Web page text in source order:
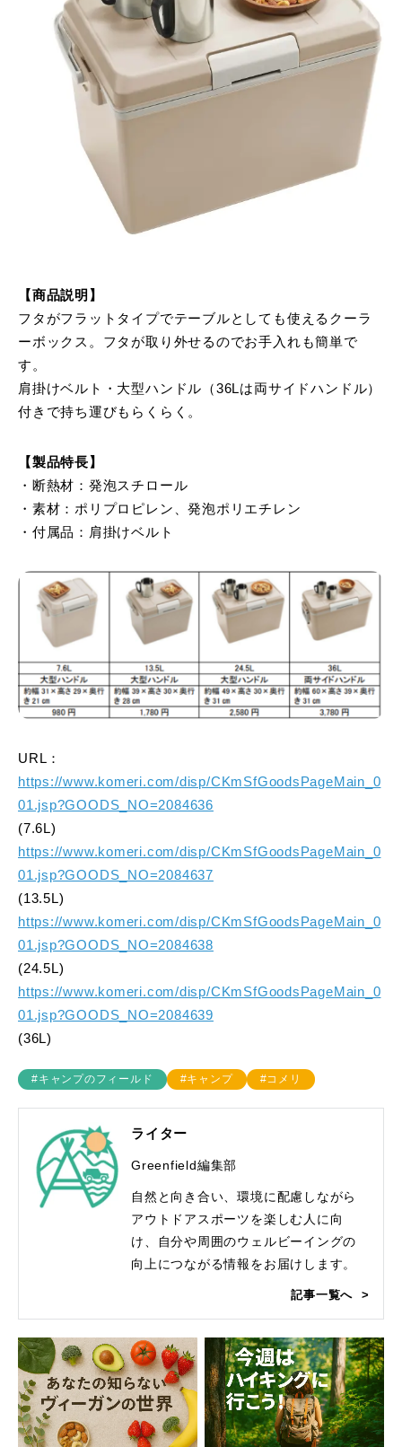
【商品説明】
フタがフラットタイプでテーブルとしても使えるクーラ
ーボックス。フタが取り外せるのでお手入れも簡単で
す。
肩掛けベルト・大型ハンドル（36Lは両サイドハンドル）
付きで持ち運びもらくらく。
【製品特長】
・断熱材：発泡スチロール
・素材：ポリプロピレン、発泡ポリエチレン
・付属品：肩掛けベルト
URL：
https://www.komeri.com/disp/CKmSfGoodsPageMain_0
01.jsp?GOODS_NO=2084636
(7.6L)
https://www.komeri.com/disp/CKmSfGoodsPageMain_0
01.jsp?GOODS_NO=2084637
(13.5L)
https://www.komeri.com/disp/CKmSfGoodsPageMain_0
01.jsp?GOODS_NO=2084638
(24.5L)
https://www.komeri.com/disp/CKmSfGoodsPageMain_0
01.jsp?GOODS_NO=2084639
(36L)
#キャンプのフィールド #キャンプ #コメリ
ライター
Greenfield編集部
自然と向き合い、環境に配慮しながら
アウトドアスポーツを楽しむ人に向
け、自分や周囲のウェルビーイングの
向上につながる情報をお届けします。
記事一覧へ